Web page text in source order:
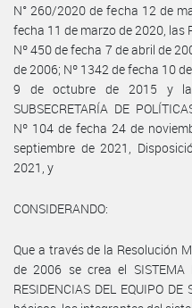
N° 260/2020 de fecha 12 de
fecha 11 de marzo de 2020, las
Nº 450 de fecha 7 de abril de
de 2006; Nº 1342 de fecha 10
9 de octubre de 2015 y
SUBSECRETARÍA DE
Nº 104 de fecha 24 de
septiembre de 2021,
2021, y
CONSIDERANDO:
Que a través de la Resolución
de 2006 se crea el SISTEMA
RESIDENCIAS DEL EQUIPO